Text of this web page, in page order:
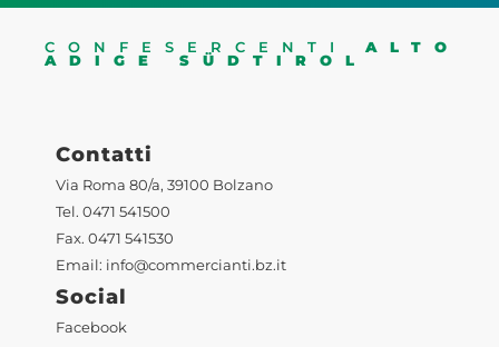
CONFESERCENTI ALTO
ADIGE SÜDTIROL
Contatti
Via Roma 80/a, 39100 Bolzano
Tel. 0471 541500
Fax. 0471 541530
Email: info@commercianti.bz.it
Social
Facebook